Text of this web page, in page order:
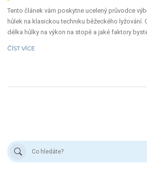
Tento článek vám poskytne ucelený průvodce
hůlek na klasickou techniku běžeckého lyžování.
délka hůlky na výkon na stopě a jaké faktory
ČÍST VÍCE